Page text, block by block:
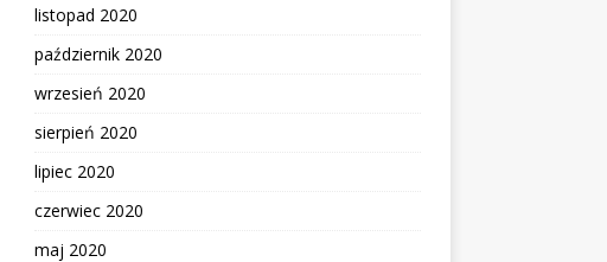
listopad 2020
październik 2020
wrzesień 2020
sierpień 2020
lipiec 2020
czerwiec 2020
maj 2020